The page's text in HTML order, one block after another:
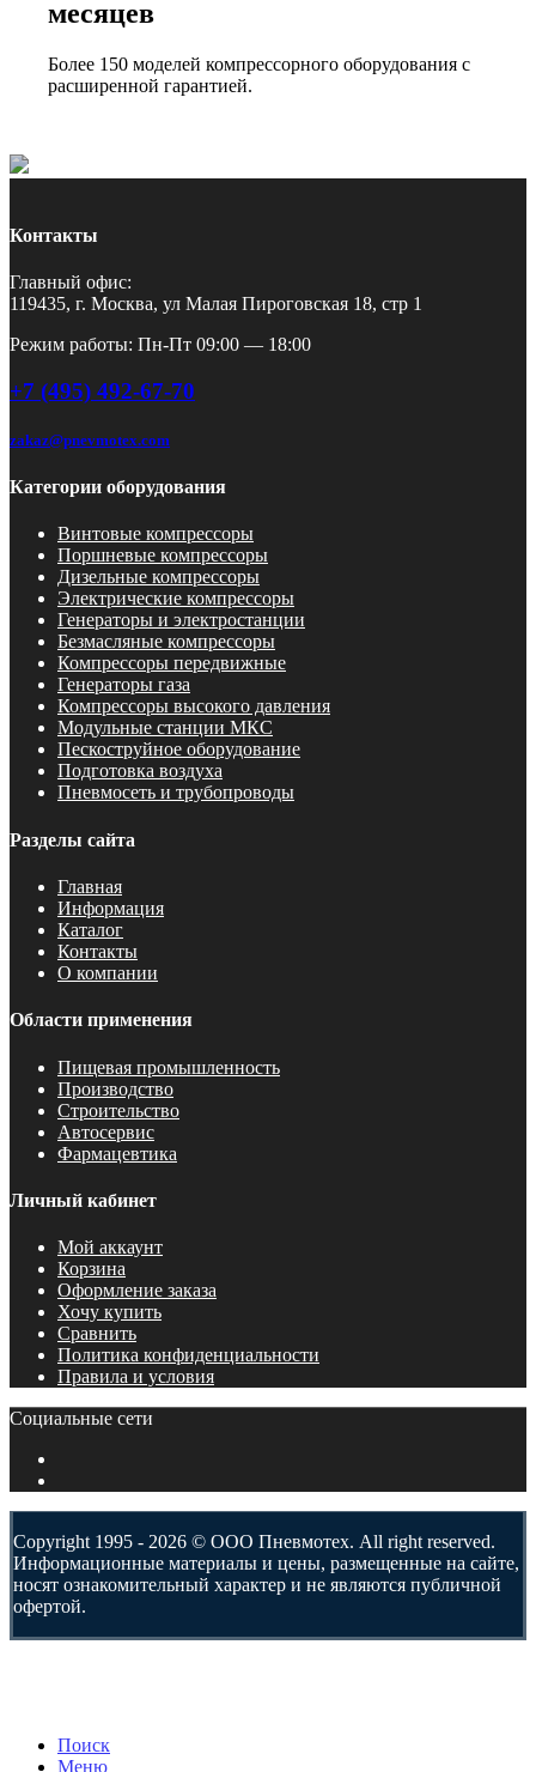
месяцев
Более 150 моделей компрессорного оборудования с
расширенной гарантией.
Контакты
Главный офис:
119435, г. Москва, ул Малая Пироговская 18, стр 1
Режим работы: Пн-Пт 09:00 — 18:00
+7 (495) 492-67-70
zakaz@pnevmotex.com
Категории оборудования
Винтовые компрессоры
Поршневые компрессоры
Дизельные компрессоры
Электрические компрессоры
Генераторы и электростанции
Безмасляные компрессоры
Компрессоры передвижные
Генераторы газа
Компрессоры высокого давления
Модульные станции МКС
Пескоструйное оборудование
Подготовка воздуха
Пневмосеть и трубопроводы
Разделы сайта
Главная
Информация
Каталог
Контакты
О компании
Области применения
Пищевая промышленность
Производство
Строительство
Автосервис
Фармацевтика
Личный кабинет
Мой аккаунт
Корзина
Оформление заказа
Хочу купить
Сравнить
Политика конфиденциальности
Правила и условия
Социальные сети
Copyright 1995 - 2026 © ООО Пневмотех. All right reserved.
Информационные материалы и цены, размещенные на сайте,
носят ознакомительный характер и не являются публичной
офертой.
Поиск
Меню